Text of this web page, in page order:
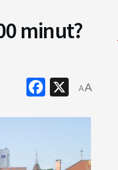
minut?
Facebook
X
AA